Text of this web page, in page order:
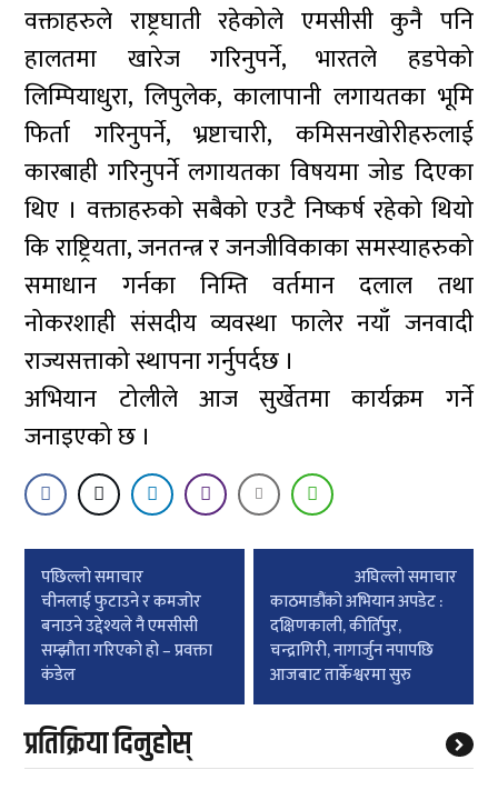
वक्ताहरुले राष्ट्रघाती रहेकोले एमसीसी कुनै पनि
हालतमा खारेज गरिनुपर्ने, भारतले हडपेको
लिम्पियाधुरा, लिपुलेक, कालापानी लगायतका भूमि
फिर्ता गरिनुपर्ने, भ्रष्टाचारी, कमिसनखोरीहरुलाई
कारबाही गरिनुपर्ने लगायतका विषयमा जोड दिएका
थिए । वक्ताहरुको सबैको एउटै निष्कर्ष रहेको थियो
कि राष्ट्रियता, जनतन्त्र र जनजीविकाका समस्याहरुको
समाधान गर्नका निम्ति वर्तमान दलाल तथा
नोकरशाही संसदीय व्यवस्था फालेर नयाँ जनवादी
राज्यसत्ताको स्थापना गर्नुपर्दछ ।
अभियान टोलीले आज सुर्खेतमा कार्यक्रम गर्ने
जनाइएको छ ।
Post
navigation
पछिल्लाे समाचार
चीनलाई फुटाउने र कमजोर
बनाउने उद्देश्यले नै एमसीसी
सम्झौता गरिएको हो – प्रवक्ता
कंडेल
अघिल्लाे समाचार
काठमाडौंको अभियान अपडेट :
दक्षिणकाली, कीर्तिपुर,
चन्द्रागिरी, नागार्जुन नपापछि
आजबाट तार्केश्वरमा सुरु
प्रतिक्रिया दिनुहोस्